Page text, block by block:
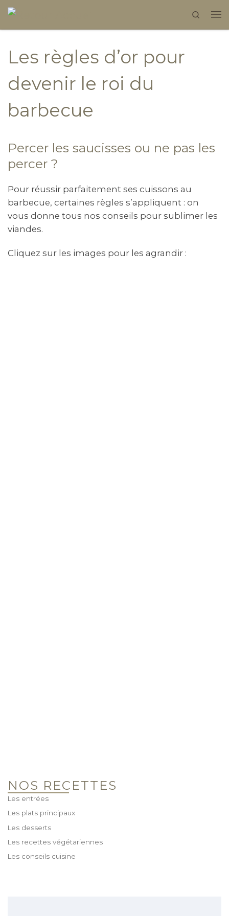
Skip to content Search
Les règles d’or pour
devenir le roi du
barbecue
Percer les saucisses ou ne pas les
percer ?
Pour réussir parfaitement ses cuissons au
barbecue, certaines règles s’appliquent : on
vous donne tous nos conseils pour sublimer les
viandes.
Cliquez sur les images pour les agrandir :
NOS RECETTES
Les entrées
Les plats principaux
Les desserts
Les recettes végétariennes
Les conseils cuisine